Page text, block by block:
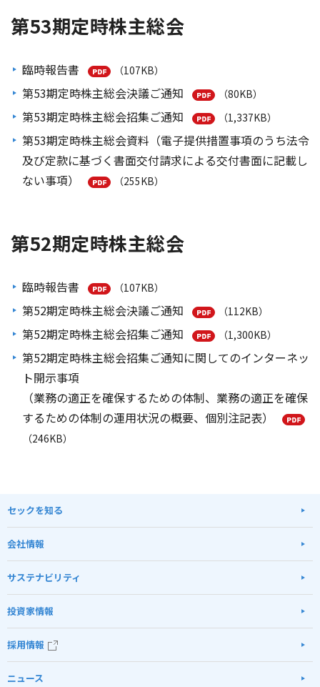
第53期定時株主総会
臨時報告書 （107KB）
第53期定時株主総会決議ご通知 （80KB）
第53期定時株主総会招集ご通知 （1,337KB）
第53期定時株主総会資料（電子提供措置事項のうち法令
及び定款に基づく書面交付請求による交付書面に記載し
ない事項）
（255KB）
第52期定時株主総会
臨時報告書 （107KB）
第52期定時株主総会決議ご通知 （112KB）
第52期定時株主総会招集ご通知 （1,300KB）
第52期定時株主総会招集ご通知に関してのインターネッ
ト開示事項
（業務の適正を確保するための体制、業務の適正を確保
するための体制の運用状況の概要、個別注記表）
（246KB）
セックを知る
会社情報
サステナビリティ
投資家情報
採用情報
ニュース